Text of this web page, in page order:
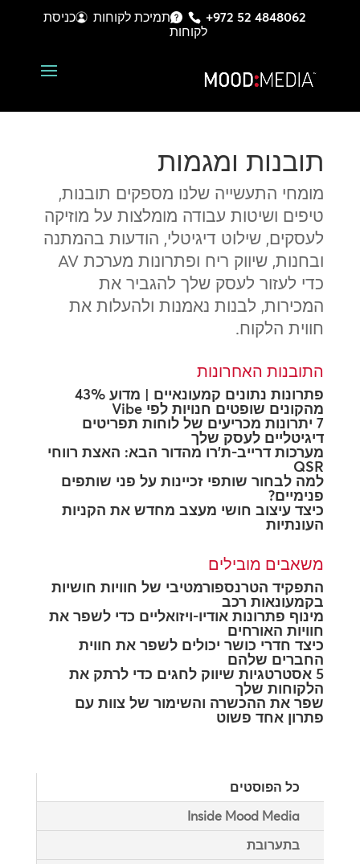
+972 52 4848062 תמיכת לקוחות
כניסת
לקוחות
תובנות ומגמות
מומחי התעשייה שלנו מספקים תובנות,
טיפים ושיטות עבודה מומלצות על מוזיקה
לעסקים, שילוט דיגיטלי, הודעות בהמתנה
ובחנות, שיווק ריח ופתרונות מערכת AV
כדי לעזור לעסק שלך להגביר את
המכירות, לבנות נאמנות ולהעלות את
חווית הלקוח.
התובנות האחרונות
פתרונות נתונים קמעונאיים | מדוע 43%
מהקונים שופטים חנויות לפי Vibe
7 יתרונות מכריעים של לוחות תפריטים
דיגיטליים לעסק שלך
מערכות דרייב-ת'רו מהדור הבא: האצת רווחי
QSR
למה לבחור שותפי זכיינות על פני שותפים
פנימיים?
כיצד עיצוב חושי מעצב מחדש את הקניות
העונתיות
משאבים מובילים
התפקיד הטרנספורמטיבי של חוויות חושיות
בקמעונאות רכב
מינוף פתרונות אודיו-ויזואליים כדי לשפר את
חוויות האורחים
כיצד חדרי כושר יכולים לשפר את חווית
החברים שלהם
5 אסטרטגיות שיווק לחגים כדי לרתק את
הלקוחות שלך
שפר את ההכשרה והשימור של צוות עם
פתרון אחד פשוט
כל הפוסטים
Inside Mood Media
בתערובת